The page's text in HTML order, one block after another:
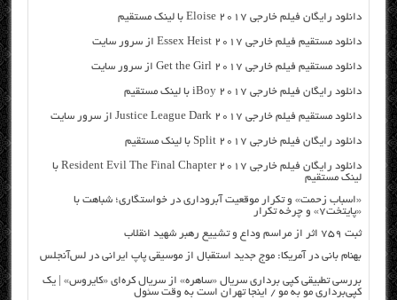
دانلود رایگان فیلم خارجی Eloise 2017 با لینک مستقیم
دانلود مستقیم فیلم خارجی Essex Heist 2017 از سرور سایت
دانلود مستقیم فیلم خارجی Get the Girl 2017 از سرور سایت
دانلود رایگان فیلم خارجی iBoy 2017 با لینک مستقیم
دانلود مستقیم فیلم خارجی Justice League Dark 2017 از سرور سایت
دانلود رایگان فیلم خارجی Split 2017 با لینک مستقیم
دانلود رایگان فیلم خارجی Resident Evil The Final Chapter 2017 با
لینک مستقیم
«اسباب زحمت» و تکرار موقعیت آبروداری در خواستگاری؛ شباهت با
«پایتخت۷» و چرخه تکرار
ثبت ۷۵۹ اثر از مراسم وداع و تشییع رهبر شهید انقلاب
بهنام بانی در آمریکا: موج جدید استقبال از موسیقی پاپ ایرانی در لس‌آنجلس
بررسی تطبیقی کپی برداری سریال «ساهره» از سریال کره‌ای «کایروس» | یک
کپی‌برداری مو به مو / اینجا تهران است به وقت سئول